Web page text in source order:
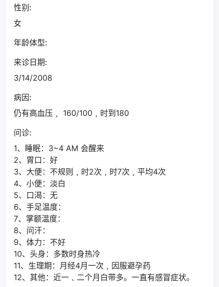
性别:
女
年龄体型:
来诊日期:
3/14/2008
病因:
仍有高血压﹐ 160/100﹐时到180
问诊:
1、睡眠：3~4 AM 会醒来
2、胃口：好
3、大便：不规则﹐时2次﹐时7次﹐平均4次
4、小便：淡白
5、口渴：无
6、手足温度：
7、掌额温度：
8、问汗：
9、体力：不好
10、头身：多数时身热冷
11、生理期：月经4月一次﹐因服避孕药
12、其他：近一﹑二个月白带多。一直有感冒症状。